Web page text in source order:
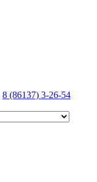
8 (86137) 3-26-54